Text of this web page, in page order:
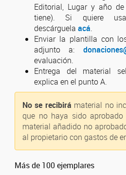
Editorial, Lugar y año
tiene). Si quiere
descárguela acá.
Enviar la plantilla con
adjunto a:
evaluación.
Entrega del material
explica en el punto A.
No se recibirá material no
que no haya sido
material añadido no
al propietario con gastos de
Más de 100 ejemplares